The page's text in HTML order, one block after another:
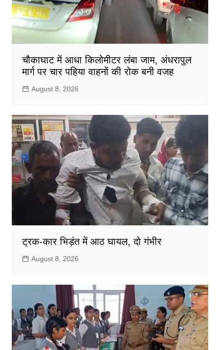
चौकाघाट में आधा किलोमीटर लंबा जाम, अंधरापुल
मार्ग पर चार पहिया वाहनों की रोक बनी वजह
August 8, 2026
ट्रक-कार भिड़ंत में आठ घायल, दो गंभीर
August 8, 2026